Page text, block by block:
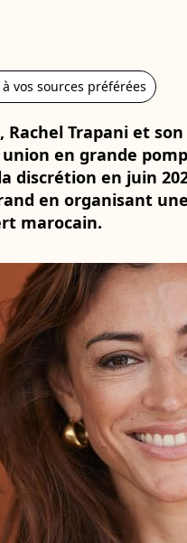
vos sources préférées
Rachel Trapani et
en grande
discrétion en juin
en organisant
marocain.